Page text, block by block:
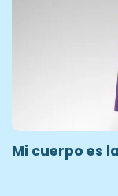
Mi cuerpo es